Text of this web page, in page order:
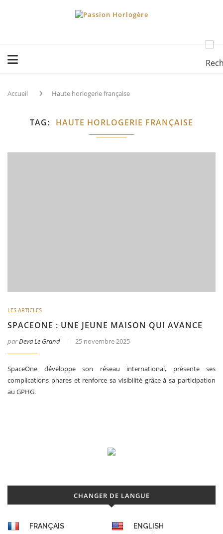
Accueil Haute horlogerie française
TAG HAUTE HORLOGERIE FRANÇAISE
LES ARTICLES
SPACEONE : UNE JEUNE MAISON QUI AVANCE
parDeva Le Grand 25 novembre 2025
SpaceOne développe son réseau international, présente ses
complications phares et renforce sa visibilité grâce à sa participation
au GPHG.
CHANGER DE LANGUE
FRANÇAIS
ENGLISH